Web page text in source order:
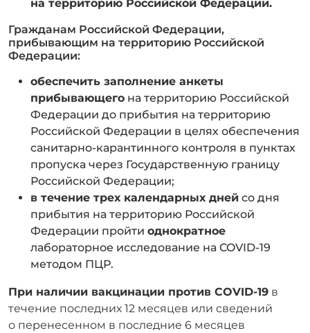
на территорию Российской Федерации.
Гражданам Российской Федерации,
прибывающим на территорию Российской
Федерации:
обеспечить заполнение анкеты
прибывающего на территорию Российской
Федерации до прибытия на территорию
Российской Федерации в целях обеспечения
санитарно-карантинного контроля в пунктах
пропуска через Государственную границу
Российской Федерации;
в течение трех календарных дней со дня
прибытия на территорию Российской
Федерации пройти однократное
лабораторное исследование на COVID-19
методом ПЦР.
При наличии вакцинации против COVID-19 в
течение последних 12 месяцев или сведений
о перенесенном в последние 6 месяцев